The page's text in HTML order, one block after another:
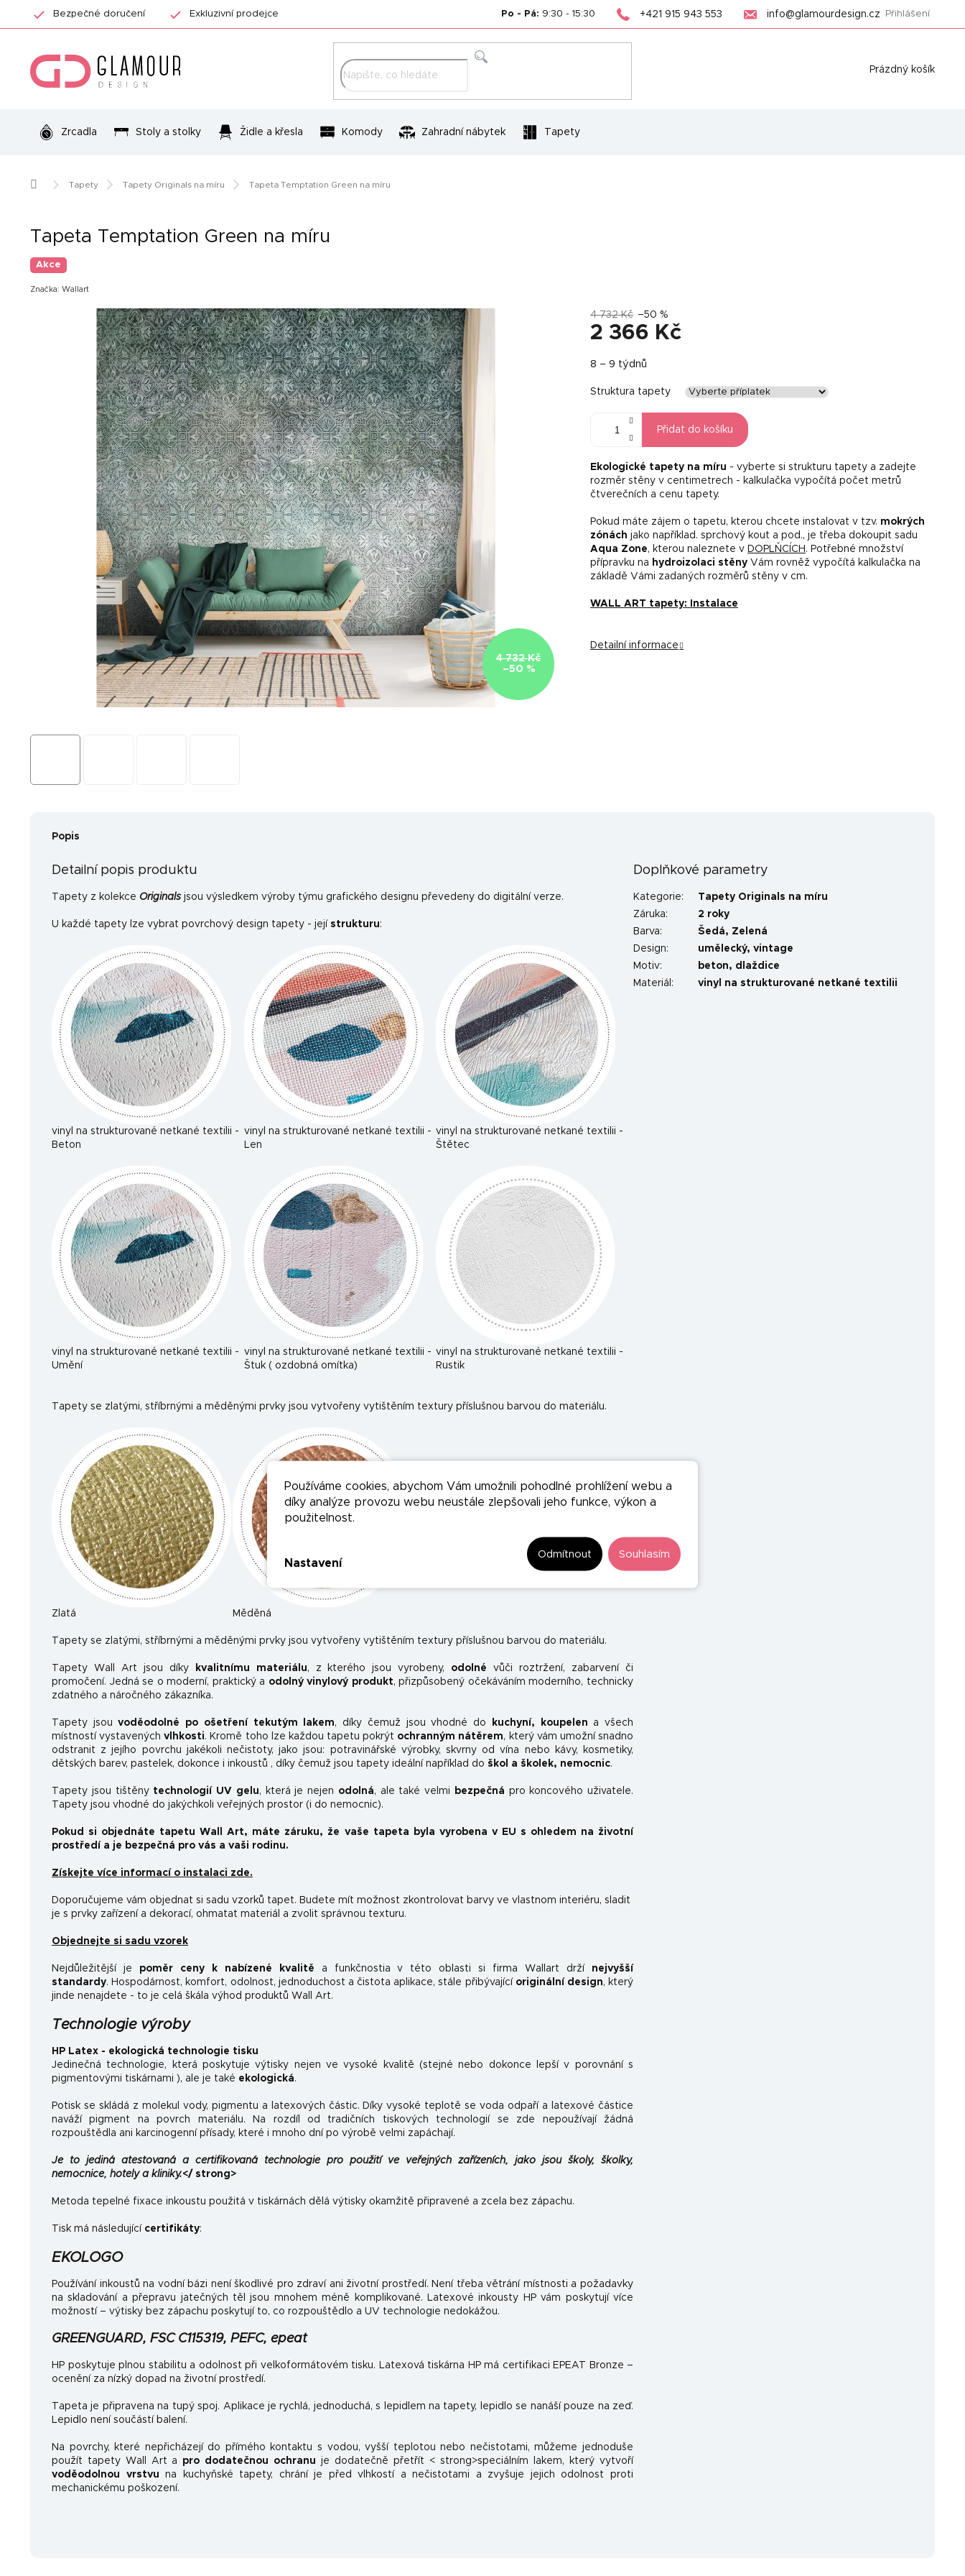
Používáme cookies, abychom Vám umožnili pohodlné prohlížení webu a
díky analýze provozu webu neustále zlepšovali jeho funkce, výkon a
použitelnost.
Nastavení
Odmítnout Souhlasím
Bezpečné doručení Exkluzivní prodejce Po - Pá: 9:30 - 15:30 +421 915 943 553 info@glamourdesign.cz Přihlášení
Nákupní
Prázdný košík
Zrcadla Stoly a stolky Židle a křesla Komody Zahradní nábytek Tapety
Domů Tapety Tapety Originals na míru Tapeta Temptation Green na míru
Tapeta Temptation Green na míru
Akce
Značka: Wallart
4 732 Kč
–50 %
4 732 Kč –50 %
2 366 Kč
cena:
8 – 9 týdnů
Struktura tapety
Přidat do košíku
Ekologické tapety na míru - vyberte si strukturu tapety a zadejte
rozměr stěny v centimetrech - kalkulačka vypočítá počet metrů
čtverečních a cenu tapety.
Pokud máte zájem o tapetu, kterou chcete instalovat v tzv. mokrých
zónách jako například. sprchový kout a pod., je třeba dokoupit sadu
Aqua Zone, kterou naleznete v DOPLŇCÍCH . Potřebné množství
přípravku na hydroizolaci stěny Vám rovněž vypočítá kalkulačka na
základě Vámi zadaných rozměrů stěny v cm.
WALL ART tapety: Instalace
Detailní informace
Popis
Detailní popis produktu
Tapety z kolekce Originalsjsou výsledkem výroby týmu grafického designu převedeny do digitální verze.
U každé tapety lze vybrat povrchový design tapety - její strukturu:
vinyl na strukturované netkané textilii -
Beton
vinyl na strukturované netkané textilii -
Len
vinyl na strukturované netkané textilii -
Štětec
vinyl na strukturované netkané textilii -
Umění
vinyl na strukturované netkané textilii -
Štuk ( ozdobná omítka)
vinyl na strukturované netkané textilii -
Rustik
Tapety se zlatými, stříbrnými a měděnými prvky jsou vytvořeny vytištěním textury příslušnou barvou do materiálu.
Zlatá Měděná
Tapety se zlatými, stříbrnými a měděnými prvky jsou vytvořeny vytištěním textury příslušnou barvou do materiálu.
Tapety Wall Art jsou díky kvalitnímu materiálu, z kterého jsou vyrobeny, odolné vůči roztržení, zabarvení či
promočení. Jedná se o moderní, praktický a odolný vinylový produkt, přizpůsobený očekáváním moderního, technicky
zdatného a náročného zákazníka.
Tapety jsouvoděodolné po ošetření tekutým lakem, díky čemuž jsou vhodné do kuchyní, koupelen a všech
místností vystavenýchvlhkosti. Kromě toho lze každou tapetu pokrýt ochranným nátěrem, který vám umožní snadno
odstranit z jejího povrchu jakékoli nečistoty, jako jsou: potravinářské výrobky, skvrny od vína nebo kávy, kosmetiky,
dětských barev, pastelek, dokonce i inkoustů , díky čemuž jsou tapety ideální například do škol a školek, nemocnic.
Tapety jsou tištěny technologií UV gelu, která je nejen odolná, ale také velmi bezpečná pro koncového uživatele.
Tapety jsou vhodné do jakýchkoli veřejných prostor (i do nemocnic).
Pokud si objednáte tapetu Wall Art, máte záruku, že vaše tapeta byla vyrobena v EU s ohledem na životní
prostředí a je bezpečná pro vás a vaši rodinu.
Získejte více informací o instalaci zde.
Doporučujeme vám objednat si sadu vzorků tapet. Budete mít možnost zkontrolovat barvy ve vlastnom interiéru, sladit
je s prvky zařízení a dekorací, ohmatat materiál a zvolit správnou texturu.
Objednejte si sadu vzorek
Nejdůležitější je poměr ceny k nabízené kvalitě a funkčnostia v této oblasti si firma Wallart drží nejvyšší
standardy. Hospodárnost, komfort, odolnost, jednoduchost a čistota aplikace, stále přibývající originální design, který
jinde nenajdete - to je celá škála výhod produktů Wall Art.
Technologie výroby
HP Latex - ekologická technologie tisku
Jedinečná technologie, která poskytuje výtisky nejen ve vysoké kvalitě (stejné nebo dokonce lepší v porovnání s
pigmentovými tiskárnami ), ale je také ekologická.
Potisk se skládá z molekul vody, pigmentu a latexových částic. Díky vysoké teplotě se voda odpaří a latexové částice
naváží pigment na povrch materiálu. Na rozdíl od tradičních tiskových technologií se zde nepoužívají žádná
rozpouštědla ani karcinogenní přísady, které i mnoho dní po výrobě velmi zapáchají.
Je to jediná atestovaná a certifikovaná technologie pro použití ve veřejných zařízeních, jako jsou školy, školky,
nemocnice, hotely a kliniky.</ strong>
Metoda tepelné fixace inkoustu použitá v tiskárnách dělá výtisky okamžitě připravené a zcela bez zápachu.
Tisk má následující certifikáty:
EKOLOGO
Používání inkoustů na vodní bázi není škodlivé pro zdraví ani životní prostředí. Není třeba větrání místnosti a požadavky
na skladování a přepravu jatečných těl jsou mnohem méně komplikované. Latexové inkousty HP vám poskytují více
možností – výtisky bez zápachu poskytují to, co rozpouštědlo a UV technologie nedokážou.
GREENGUARD, FSC C115319, PEFC, epeat
HP poskytuje plnou stabilitu a odolnost při velkoformátovém tisku. Latexová tiskárna HP má certifikaci EPEAT Bronze –
ocenění za nízký dopad na životní prostředí.
Tapeta je připravena na tupý spoj. Aplikace je rychlá, jednoduchá, s lepidlem na tapety, lepidlo se nanáší pouze na zeď.
Lepidlo není součástí balení.
Na povrchy, které nepřicházejí do přímého kontaktu s vodou, vyšší teplotou nebo nečistotami, můžeme jednoduše
použít tapety Wall Art a pro dodatečnou ochranu je dodatečně přetřít < strong>speciálním lakem, který vytvoří
voděodolnou vrstvu na kuchyňské tapety, chrání je před vlhkostí a nečistotami a zvyšuje jejich odolnost proti
mechanickému poškození.
Doplňkové parametry
Kategorie:
Tapety Originals na míru
Záruka:
2 roky
Barva: Šedá, Zelená
Design: umělecký,vintage
Motiv: beton, dlaždice
Materiál : vinyl na strukturované netkané textilii